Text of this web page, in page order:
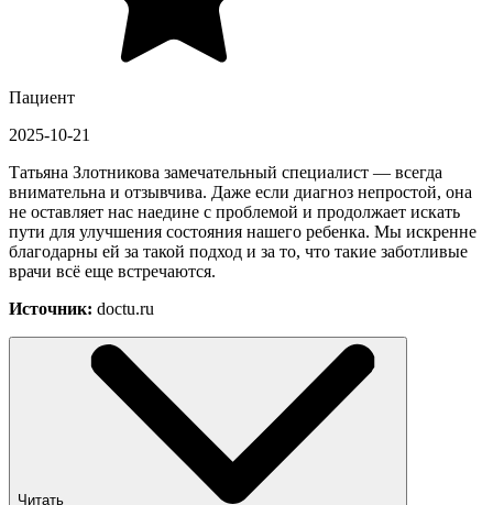
Пациент
2025-10-21
Татьяна Злотникова замечательный специалист — всегда
внимательна и отзывчива. Даже если диагноз непростой, она
не оставляет нас наедине с проблемой и продолжает искать
пути для улучшения состояния нашего ребенка. Мы искренне
благодарны ей за такой подход и за то, что такие заботливые
врачи всё еще встречаются.
Источник: doctu.ru
Читать